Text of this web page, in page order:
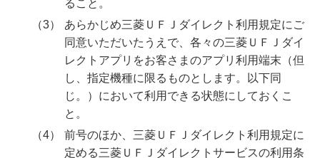
ること。
あらかじめ三菱ＵＦＪダイレクト利用規定にご
同意いただいたうえで、各々の三菱ＵＦＪダイ
レクトアプリをお客さまのアプリ利用端末（但
し、指定機種に限るものとします。以下同
じ。）において利用できる状態にしておくこ
と。
前号のほか、三菱ＵＦＪダイレクト利用規定に
定める三菱ＵＦＪダイレクトサービスの利用条